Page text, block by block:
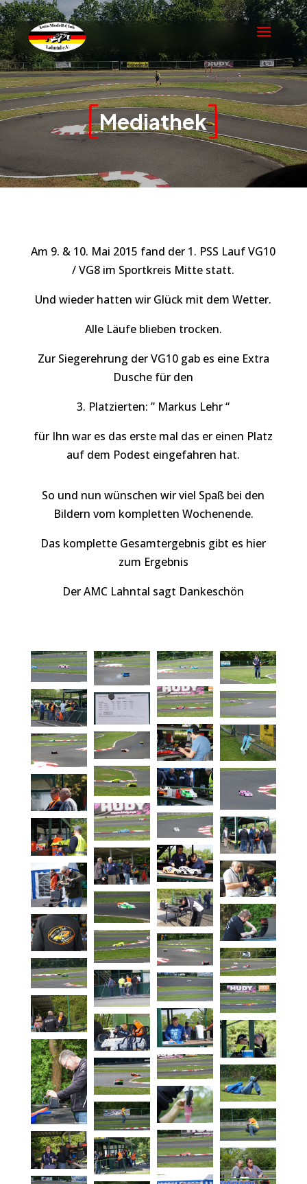
Mediathek
Am 9. & 10. Mai 2015 fand der 1. PSS Lauf VG10
/ VG8 im Sportkreis Mitte statt.
Und wieder hatten wir Glück mit dem Wetter.
Alle Läufe blieben trocken.
Zur Siegerehrung der VG10 gab es eine Extra
Dusche für den
3. Platzierten: ” Markus Lehr “
für Ihn war es das erste mal das er einen Platz
auf dem Podest eingefahren hat.
So und nun wünschen wir viel Spaß bei den
Bildern vom kompletten Wochenende.
Das komplette Gesamtergebnis gibt es hier
zum Ergebnis
Der AMC Lahntal sagt Dankeschön